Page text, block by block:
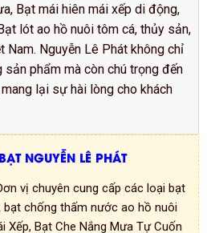
Bạt mái hiên mái xếp di động,
lót ao hồ nuôi tôm cá, thủy sản,
Nam. Nguyễn Lê Phát không chỉ
phẩm mà còn chú trọng đến
lại sự hài lòng cho khách
NGUYỄN LÊ PHÁT
vị chuyên cung cấp các loại bạt
chống thấm nước ao hồ nuôi
Xếp, Bạt Che Nắng Mưa Tự Cuốn